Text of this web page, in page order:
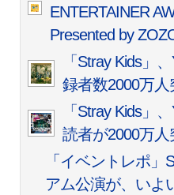
ENTERTAINER
Presented by
「Stray Kids」
録者数2000万人
「Stray Kids」
読者が2000万人
「イベントレポ」
アム公演が、いよ